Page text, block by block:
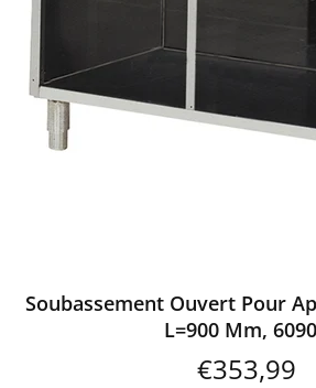
Soubassement Ouvert Pour
L=900 Mm,
€353,99